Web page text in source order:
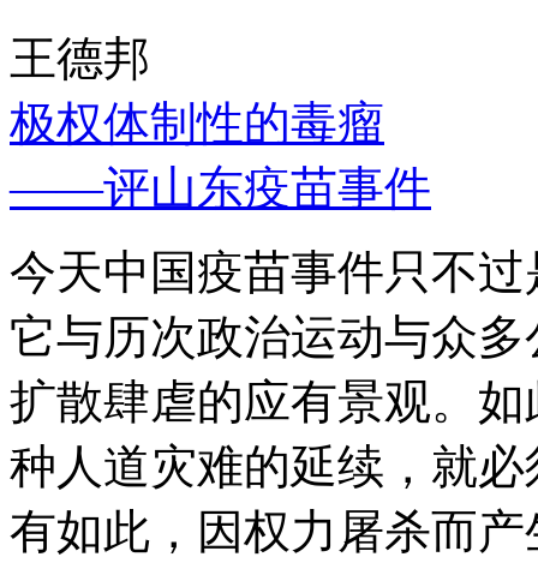
王德邦
极权体制性的毒瘤
——评山东疫苗事件
今天中国疫苗事件只不
它与历次政治运动与众
扩散肆虐的应有景观。
种人道灾难的延续，就
有如此，因权力屠杀而